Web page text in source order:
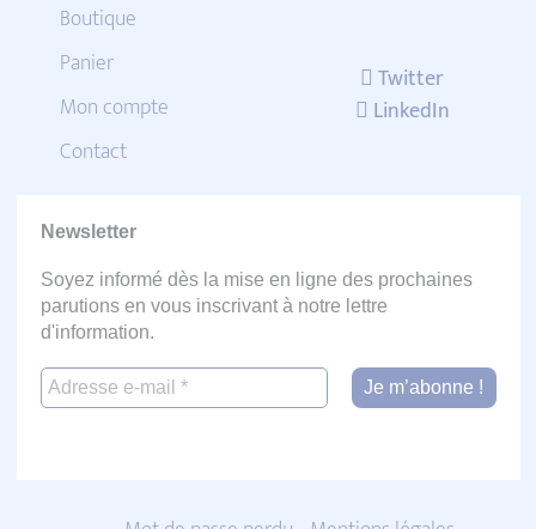
Boutique
Panier
Mon compte
Contact
Twitter
LinkedIn
Newsletter
Soyez informé dès la mise en ligne des prochaines
parutions en vous inscrivant à notre lettre
d'information.